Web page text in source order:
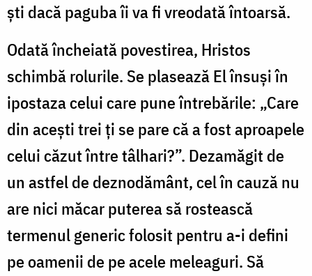
ști dacă paguba îi va fi vreodată întoarsă.
Odată încheiată povestirea, Hristos
schimbă rolurile. Se plasează El însuși în
ipostaza celui care pune întrebările: „Care
din aceşti trei ţi se pare că a fost aproapele
celui căzut între tâlhari?”. Dezamăgit de
un astfel de deznodământ, cel în cauză nu
are nici măcar puterea să rostească
termenul generic folosit pentru a-i defini
pe oamenii de pe acele meleaguri. Să